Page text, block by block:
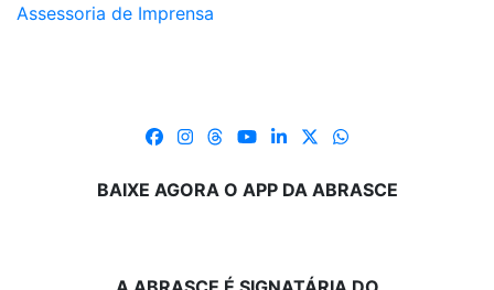
Assessoria de Imprensa
BAIXE AGORA O APP DA ABRASCE